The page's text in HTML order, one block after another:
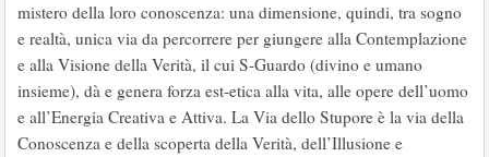
mistero della loro conoscenza: una dimensione, quindi, tra sogno
e realtà, unica via da percorrere per giungere alla Contemplazione
e alla Visione della Verità, il cui S-Guardo (divino e umano
insieme), dà e genera forza est-etica alla vita, alle opere dell’uomo
e all’Energia Creativa e Attiva. La Via dello Stupore è la via della
Conoscenza e della scoperta della Verità, dell’Illusione e